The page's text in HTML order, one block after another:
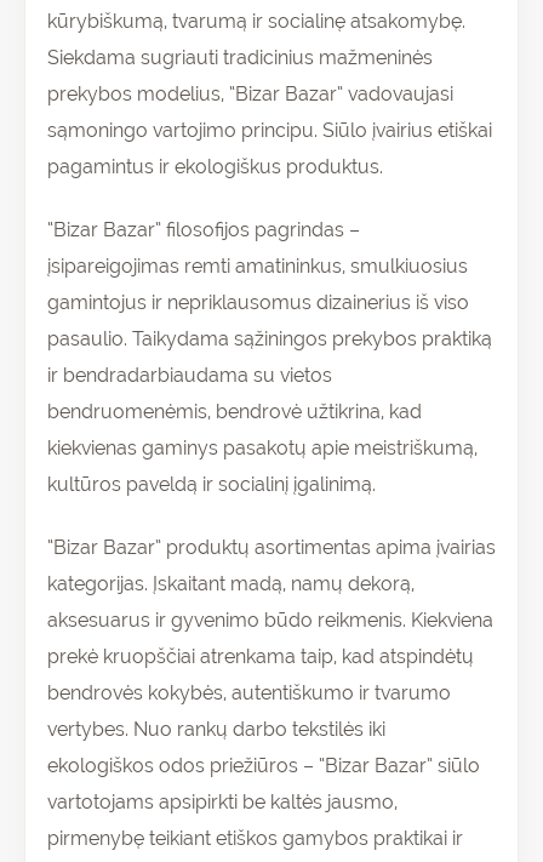
kūrybiškumą, tvarumą ir socialinę atsakomybę.
Siekdama sugriauti tradicinius mažmeninės
prekybos modelius, “Bizar Bazar” vadovaujasi
sąmoningo vartojimo principu. Siūlo įvairius etiškai
pagamintus ir ekologiškus produktus.
“Bizar Bazar” filosofijos pagrindas –
įsipareigojimas remti amatininkus, smulkiuosius
gamintojus ir nepriklausomus dizainerius iš viso
pasaulio. Taikydama sąžiningos prekybos praktiką
ir bendradarbiaudama su vietos
bendruomenėmis, bendrovė užtikrina, kad
kiekvienas gaminys pasakotų apie meistriškumą,
kultūros paveldą ir socialinį įgalinimą.
“Bizar Bazar” produktų asortimentas apima įvairias
kategorijas. Įskaitant madą, namų dekorą,
aksesuarus ir gyvenimo būdo reikmenis. Kiekviena
prekė kruopščiai atrenkama taip, kad atspindėtų
bendrovės kokybės, autentiškumo ir tvarumo
vertybes. Nuo rankų darbo tekstilės iki
ekologiškos odos priežiūros – “Bizar Bazar” siūlo
vartotojams apsipirkti be kaltės jausmo,
pirmenybę teikiant etiškos gamybos praktikai ir